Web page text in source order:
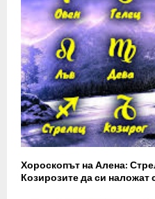
Хороскопът на Алена:
Козирозите да си наложат